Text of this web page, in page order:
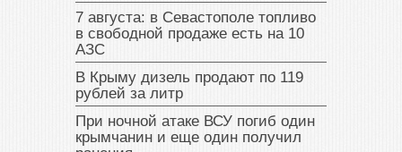
7 августа: в Севастополе топливо
в свободной продаже есть на 10
АЗС
В Крыму дизель продают по 119
рублей за литр
При ночной атаке ВСУ погиб один
крымчанин и еще один получил